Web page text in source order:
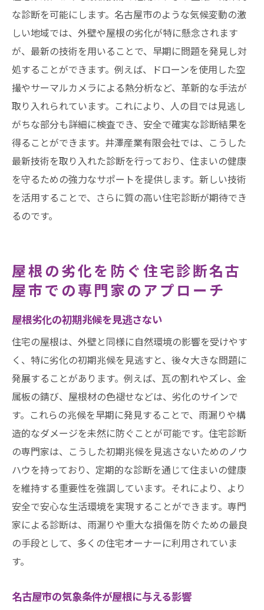
な診断を可能にします。名古屋市のような気候変動の激
しい地域では、外壁や屋根の劣化が特に懸念されます
が、最新の技術を用いることで、早期に問題を発見し対
処することができます。例えば、ドローンを使用した空
撮やサーマルカメラによる熱分析など、革新的な手法が
取り入れられています。これにより、人の目では見逃し
がちな部分も詳細に検査でき、安全で確実な診断結果を
得ることができます。井澤産業有限会社では、こうした
最新技術を取り入れた診断を行っており、住まいの健康
を守るための強力なサポートを提供します。新しい技術
を活用することで、さらに質の高い住宅診断が期待でき
るのです。
屋根の劣化を防ぐ住宅診断名古
屋市での専門家のアプローチ
屋根劣化の初期兆候を見逃さない
住宅の屋根は、外壁と同様に自然環境の影響を受けやす
く、特に劣化の初期兆候を見逃すと、後々大きな問題に
発展することがあります。例えば、瓦の割れやズレ、金
属板の錆び、屋根材の色褪せなどは、劣化のサインで
す。これらの兆候を早期に発見することで、雨漏りや構
造的なダメージを未然に防ぐことが可能です。住宅診断
の専門家は、こうした初期兆候を見逃さないためのノウ
ハウを持っており、定期的な診断を通じて住まいの健康
を維持する重要性を強調しています。それにより、より
安全で安心な生活環境を実現することができます。専門
家による診断は、雨漏りや重大な損傷を防ぐための最良
の手段として、多くの住宅オーナーに利用されていま
す。
名古屋市の気象条件が屋根に与える影響